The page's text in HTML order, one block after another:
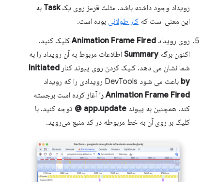
رویداد وجود داشته باشد. مثلث قرمز روی یکTask به
این معنی است که کار طولانی بوده است.
روی رویداد Animation Frame Firedکلیک کنید.
اکنون برگهSummary اطلاعات مربوط به آن رویداد را به
شما نشان می دهد. کلیک کردن روی پیوند کنار Initiated
by باعث می شود DevTools رویدادی را که رویداد
Animation Frame Fired را
آغاز کرده است برجسته
کند. همچنین به پیوند app.update @
توجه کنید. با
کلیک بر روی آن به خط مربوطه در کد منبع می‌روید.